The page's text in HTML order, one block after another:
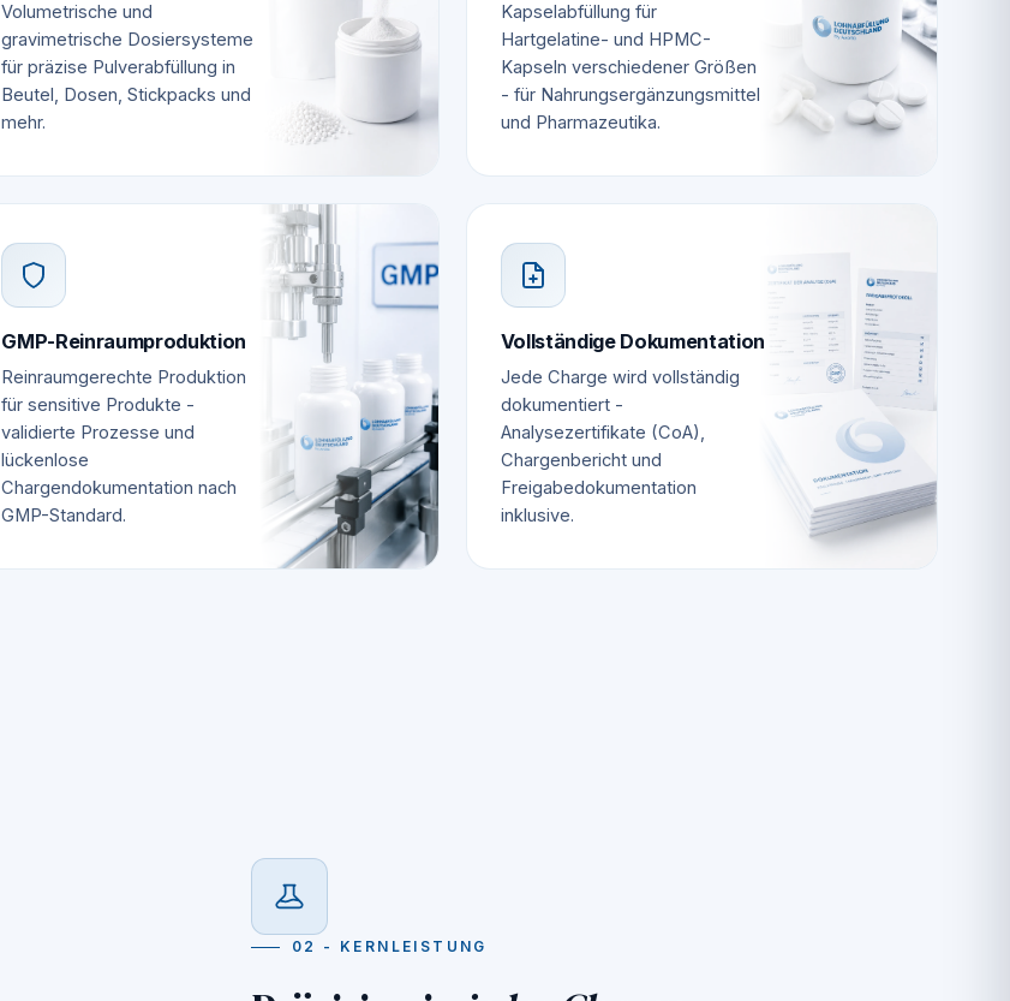
Volumetrische und
gravimetrische Dosiersysteme
für präzise Pulverabfüllung in
Beutel, Dosen, Stickpacks und
mehr.
Kapselabfüllung für
Hartgelatine- und HPMC-
Kapseln verschiedener Größen
- für Nahrungsergänzungsmittel
und Pharmazeutika.
GMP-Reinraumproduktion
Reinraumgerechte Produktion
für sensitive Produkte -
validierte Prozesse und
lückenlose
Chargendokumentation nach
GMP-Standard.
Vollständige Dokumentation
Jede Charge wird vollständig
dokumentiert -
Analysezertifikate (CoA),
Chargenbericht und
Freigabedokumentation
inklusive.
02 - KERNLEISTUNG